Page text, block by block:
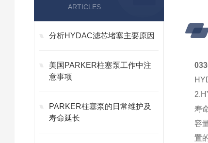
ARTICLES
分析HYDAC滤芯堵塞主要原因
美国PARKER柱塞泵工作中注
意事项
PARKER柱塞泵的日常维护及
寿命延长
寿
容
置